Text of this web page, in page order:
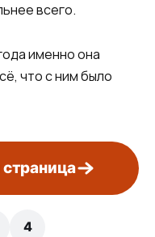
всего.
именно она
что с ним было
4